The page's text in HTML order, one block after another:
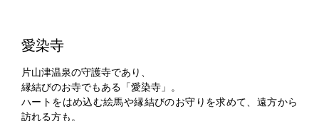
愛染寺
片山津温泉の守護寺であり、
縁結びのお寺でもある「愛染寺」。
ハートをはめ込む絵馬や縁結びのお守りを求めて、遠方から
訪れる方も。